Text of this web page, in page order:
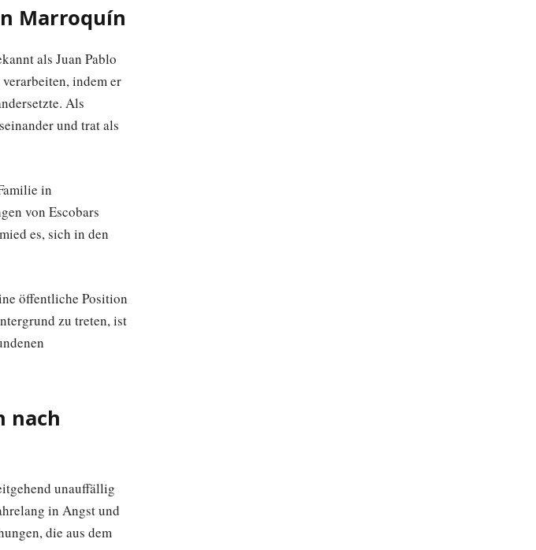
Marroquín
als Juan Pablo
indem er
Als
und trat als
in
von Escobars
es, sich in den
öffentliche Position
zu treten, ist
nach
unauffällig
in Angst und
die aus dem